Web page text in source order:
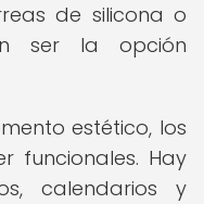
de silicona o
ser la opción
estético, los
funcionales. Hay
calendarios y